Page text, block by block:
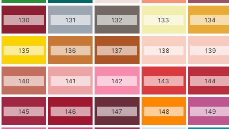
130 131 132 133 134
135 136 137 138 139
140 141 142 143 144
145 146 147 148 149